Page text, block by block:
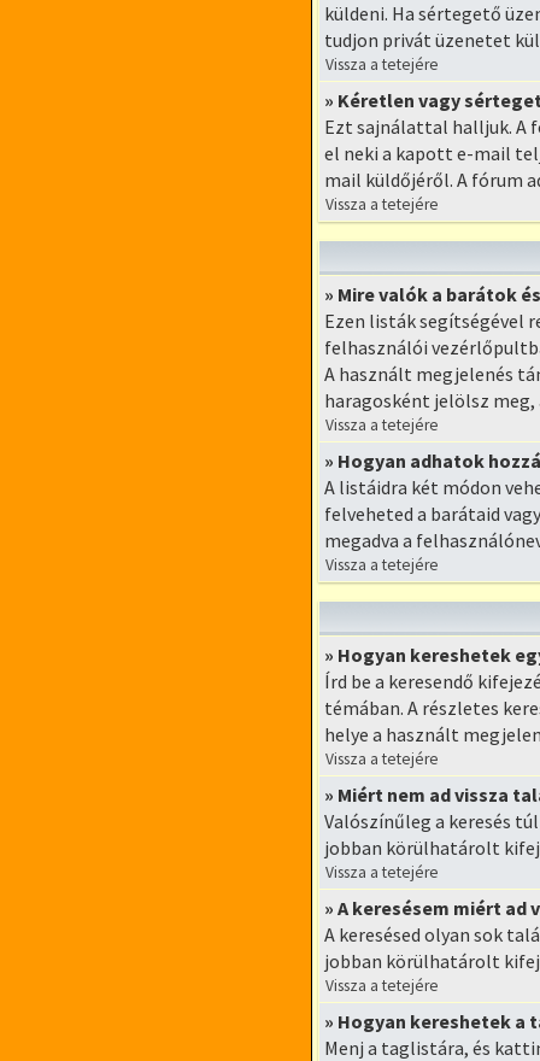
küldeni. Ha sértegető
tudjon privát üzenetet
Vissza a tetejére
» Kéretlen vagy
Ezt sajnálattal halljuk. A
el neki a kapott e-mail
mail küldőjéről. A fórum
Vissza a tetejére
» Mire valók a barátok
Ezen listák segítségével
felhasználói
A használt megjelenés
haragosként jelölsz
Vissza a tetejére
» Hogyan adhatok
A listáidra két módon
felveheted a barátaid
megadva a
Vissza a tetejére
» Hogyan kereshetek
Írd be a keresendő
témában. A részletes
helye a használt
Vissza a tetejére
» Miért nem ad vissza
Valószínűleg a keresés
jobban körülhatárolt
Vissza a tetejére
» A keresésem miért ad
A keresésed olyan sok
jobban körülhatárolt
Vissza a tetejére
» Hogyan kereshetek a
Menj a taglistára, és